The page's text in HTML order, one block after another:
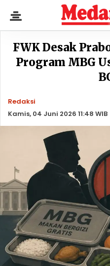
FWK Desak
Program MBG
Redaksi
Kamis, 04 Juni 2026 11:48 WIB